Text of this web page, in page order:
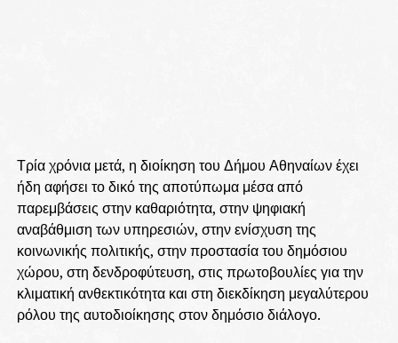
Τρία χρόνια μετά, η διοίκηση του Δήμου Αθηναίων έχει
ήδη αφήσει το δικό της αποτύπωμα μέσα από
παρεμβάσεις στην καθαριότητα, στην ψηφιακή
αναβάθμιση των υπηρεσιών, στην ενίσχυση της
κοινωνικής πολιτικής, στην προστασία του δημόσιου
χώρου, στη δενδροφύτευση, στις πρωτοβουλίες για την
κλιματική ανθεκτικότητα και στη διεκδίκηση μεγαλύτερου
ρόλου της αυτοδιοίκησης στον δημόσιο διάλογο.